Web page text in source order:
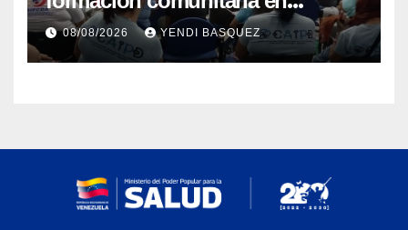
atención a personas con
discapacidad
08/08/2026 YENDI BASQUEZ